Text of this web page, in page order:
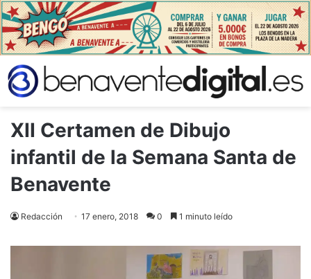
XII Certamen de Dibujo
infantil de la Semana Santa de
Benavente
Redacción 17 enero, 2018 0 1 minuto leído